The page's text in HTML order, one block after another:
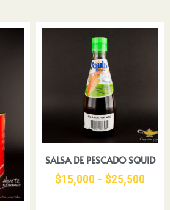
SALSA DE PESCADO SQUID
$15,000 - $25,500